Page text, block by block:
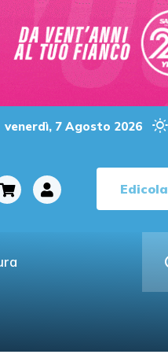
venerdì, 7 Agosto 2026
Edicola